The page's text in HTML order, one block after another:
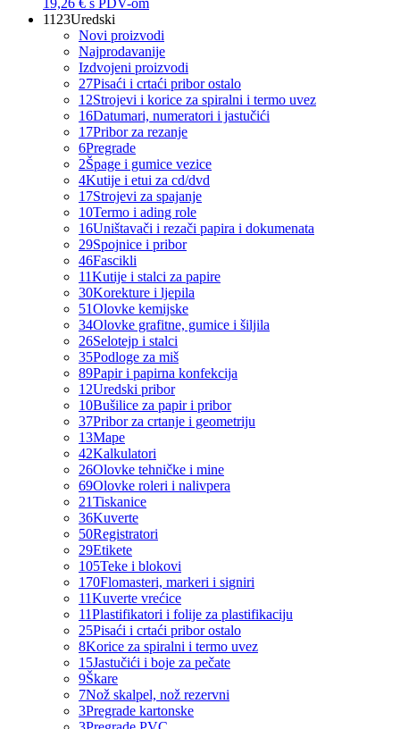
19,26 € s PDV-om
1123Uredski
Novi proizvodi
Najprodavanije
Izdvojeni proizvodi
27Pisaći i crtaći pribor ostalo
12Strojevi i korice za spiralni i termo uvez
16Datumari, numeratori i jastučići
17Pribor za rezanje
6Pregrade
2Špage i gumice vezice
4Kutije i etui za cd/dvd
17Strojevi za spajanje
10Termo i ading role
16Uništavači i rezači papira i dokumenata
29Spojnice i pribor
46Fascikli
11Kutije i stalci za papire
30Korekture i ljepila
51Olovke kemijske
34Olovke grafitne, gumice i šiljila
26Selotejp i stalci
35Podloge za miš
89Papir i papirna konfekcija
12Uredski pribor
10Bušilice za papir i pribor
37Pribor za crtanje i geometriju
13Mape
42Kalkulatori
26Olovke tehničke i mine
69Olovke roleri i nalivpera
21Tiskanice
36Kuverte
50Registratori
29Etikete
105Teke i blokovi
170Flomasteri, markeri i signiri
11Kuverte vrećice
11Plastifikatori i folije za plastifikaciju
25Pisaći i crtaći pribor ostalo
8Korice za spiralni i termo uvez
15Jastučići i boje za pečate
9Škare
7Nož skalpel, nož rezervni
3Pregrade kartonske